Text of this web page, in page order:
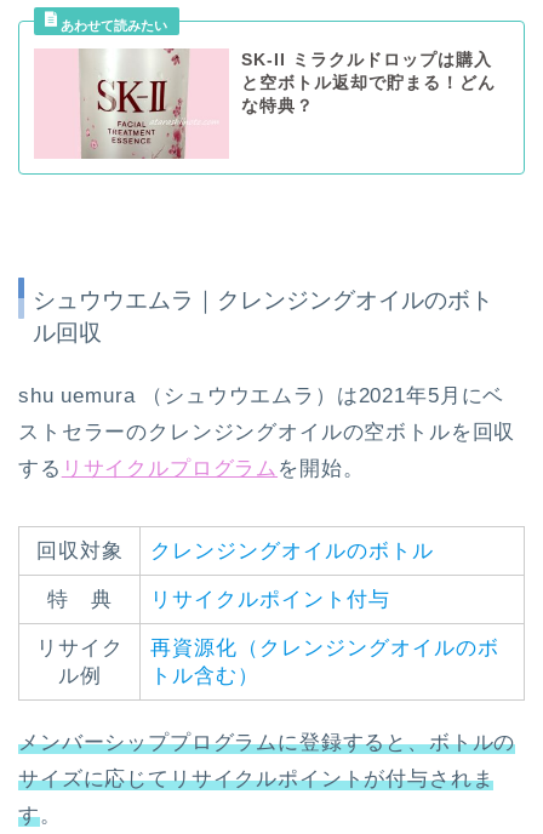
SK-II ミラクルドロップは購入
と空ボトル返却で貯まる！どん
な特典？
シュウウエムラ｜クレンジングオイルのボト
ル回収
shu uemura （シュウウエムラ）は2021年5月にベ
ストセラーのクレンジングオイルの空ボトルを回収
する リサイクルプログラム を開始。
回収対象 クレンジングオイルのボトル
特 典 リサイクルポイント付与
リサイク
ル例
再資源化（クレンジングオイルのボ
トル含む）
メンバーシッププログラムに登録すると、ボトルの
サイズに応じてリサイクルポイントが付与されま
す。